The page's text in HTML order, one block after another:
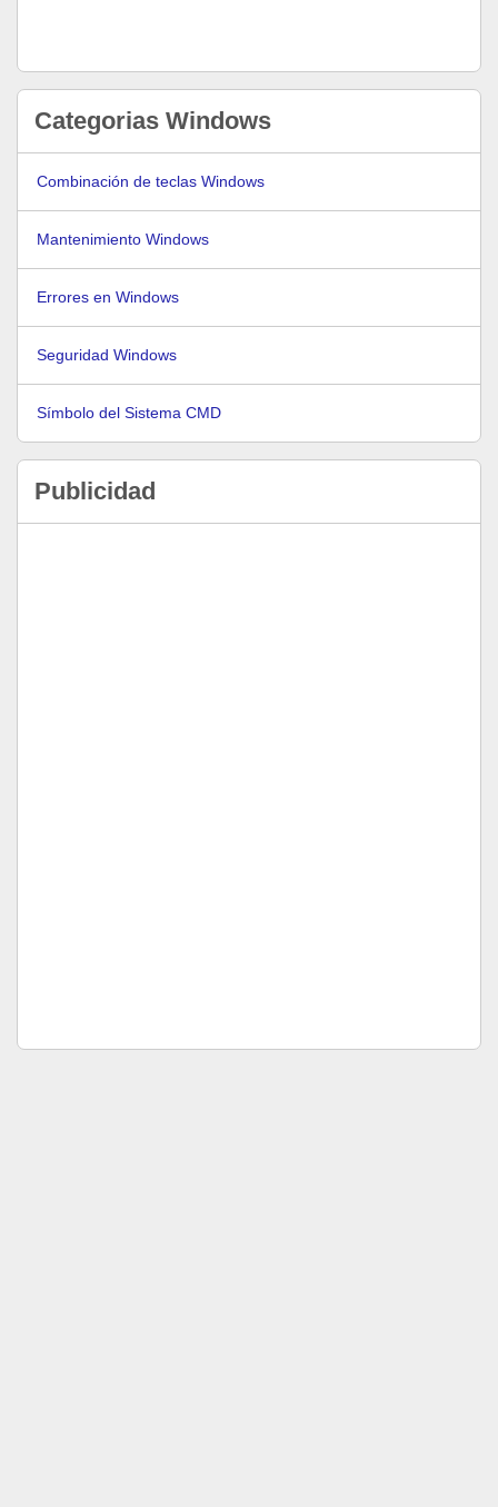
Categorias Windows
Combinación de teclas Windows
Mantenimiento Windows
Errores en Windows
Seguridad Windows
Símbolo del Sistema CMD
Publicidad